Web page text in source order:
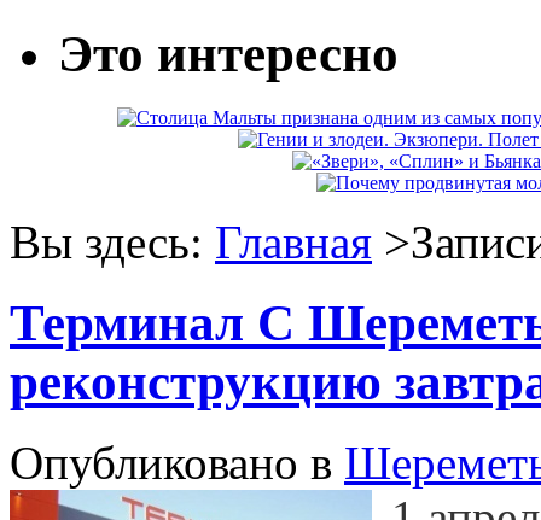
Это интересно
Вы здесь: Главная
Терминал С
реконструкцию
Опубликовано в